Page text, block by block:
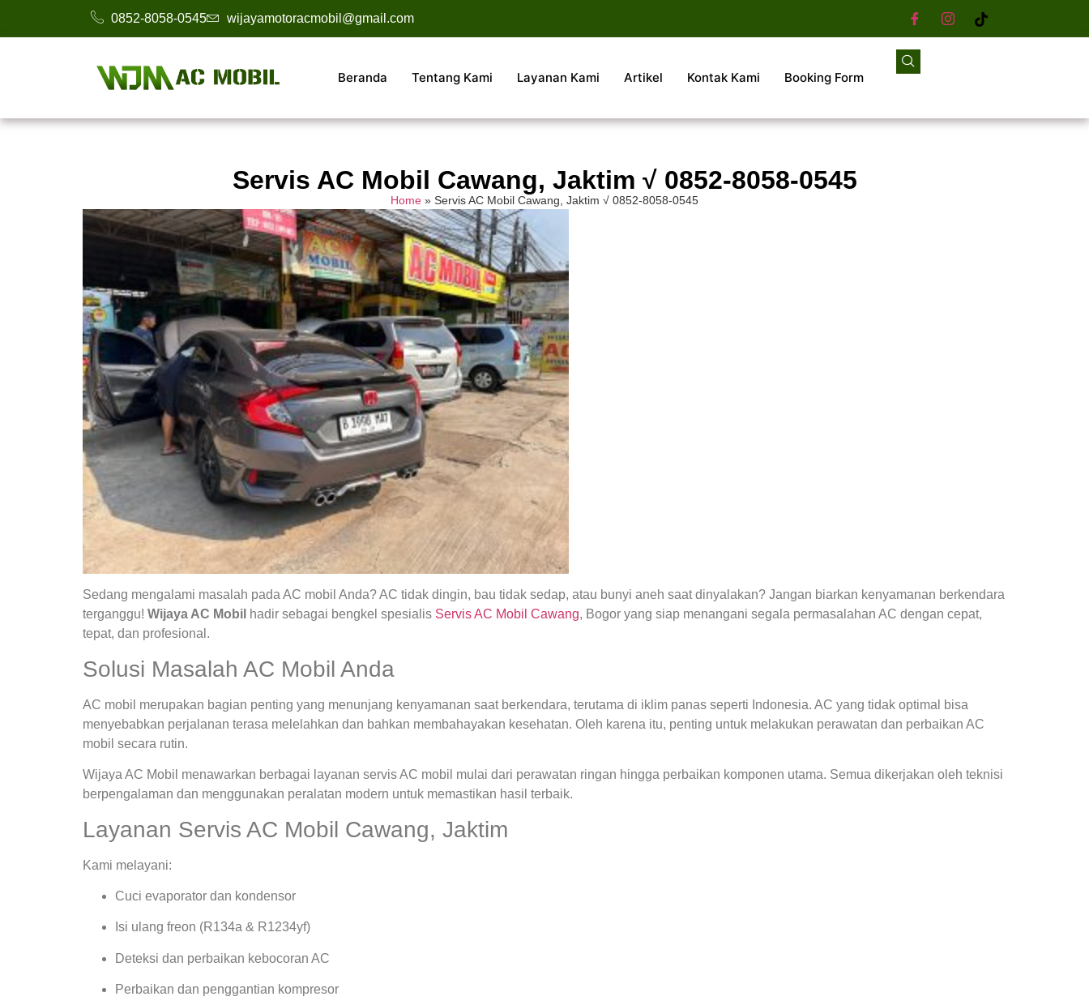
0852-8058-0545 wijayamotoracmobil@gmail.com
Beranda Tentang Kami Layanan Kami Artikel Kontak Kami Booking Form
Servis AC Mobil Cawang, Jaktim √ 0852-8058-0545
Home » Servis AC Mobil Cawang, Jaktim √ 0852-8058-0545
Sedang mengalami masalah pada AC mobil Anda? AC tidak dingin, bau tidak sedap, atau bunyi aneh saat dinyalakan? Jangan biarkan kenyamanan berkendara
terganggu! Wijaya AC Mobil hadir sebagai bengkel spesialis Servis AC Mobil Cawang, Bogor yang siap menangani segala permasalahan AC dengan cepat,
tepat, dan profesional.
Solusi Masalah AC Mobil Anda
AC mobil merupakan bagian penting yang menunjang kenyamanan saat berkendara, terutama di iklim panas seperti Indonesia. AC yang tidak optimal bisa
menyebabkan perjalanan terasa melelahkan dan bahkan membahayakan kesehatan. Oleh karena itu, penting untuk melakukan perawatan dan perbaikan AC
mobil secara rutin.
Wijaya AC Mobil menawarkan berbagai layanan servis AC mobil mulai dari perawatan ringan hingga perbaikan komponen utama. Semua dikerjakan oleh teknisi
berpengalaman dan menggunakan peralatan modern untuk memastikan hasil terbaik.
Layanan Servis AC Mobil Cawang, Jaktim
Kami melayani:
Cuci evaporator dan kondensor
Isi ulang freon (R134a & R1234yf)
Deteksi dan perbaikan kebocoran AC
Perbaikan dan penggantian kompresor